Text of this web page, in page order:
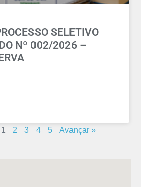
SELETIVO
Nº 002/2026 –
1 2 3 4 5 Avançar »